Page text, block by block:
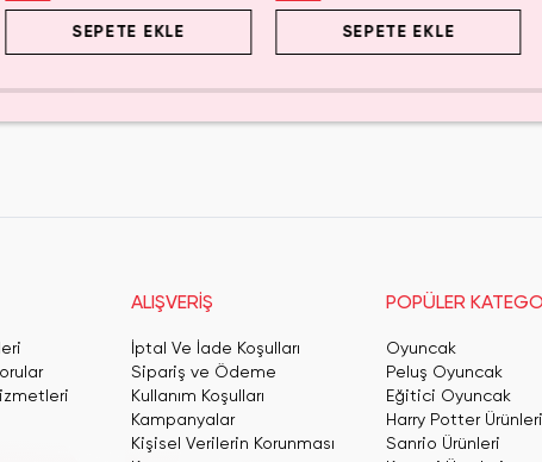
SEPETE EKLE SEPETE EKLE
ALIŞVERİŞ
İptal Ve İade Koşulları
Sipariş ve Ödeme
Kullanım Koşulları
Kampanyalar
Kişisel Verilerin Korunması
POPÜLER
Oyuncak
Peluş Oyuncak
Eğitici Oyuncak
Harry Potter Ürünleri
Sanrio Ürünleri